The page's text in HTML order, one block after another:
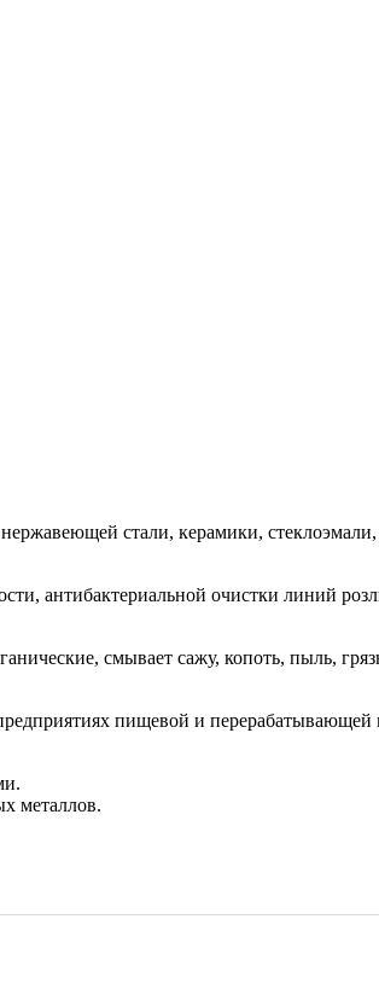
стали, керамики,
антибактериальной очистки линий
смывает сажу, копоть, пыль,
пищевой и
металлов.